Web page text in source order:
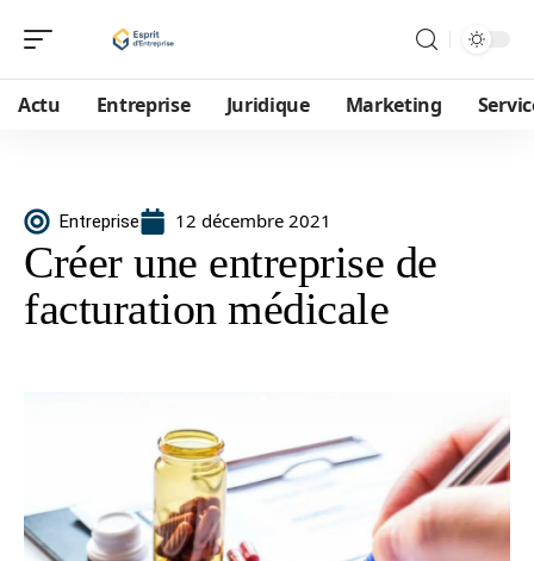
Actu Entreprise Juridique Marketing
Entreprise 12 décembre 2021
Créer une entreprise de
facturation médicale